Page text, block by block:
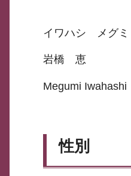
イワハシ メグミ
岩橋 恵
Megumi Iwahashi
性別